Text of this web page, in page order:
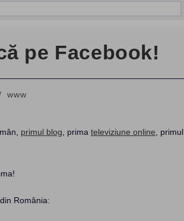
pe Facebook!
www
primul blog , prima televiziune online , primul
România: